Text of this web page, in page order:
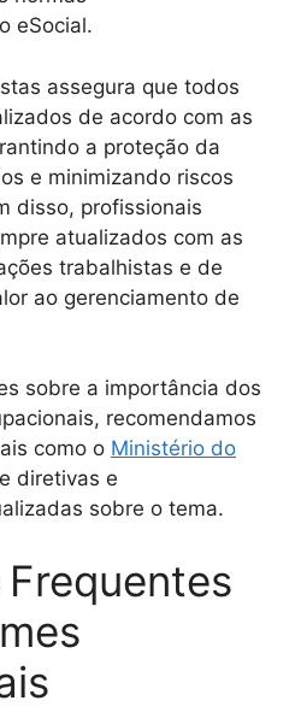
eSocial.
assegura que todos
de acordo com as
a proteção da
e minimizando riscos
disso, profissionais
atualizados com as
trabalhistas e de
ao gerenciamento de
sobre a importância dos
recomendamos
como o Ministério do
diretivas e
sobre o tema.